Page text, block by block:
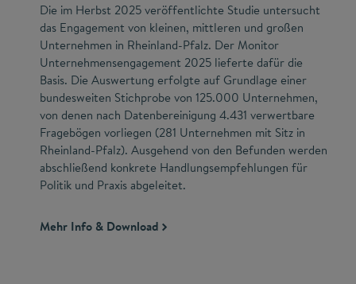
Die im Herbst 2025 veröffentlichte Studie untersucht
das Engagement von kleinen, mittleren und großen
Unternehmen in Rheinland-Pfalz. Der Monitor
Unternehmensengagement 2025 lieferte dafür die
Basis. Die Auswertung erfolgte auf Grundlage einer
bundesweiten Stichprobe von 125.000 Unternehmen,
von denen nach Datenbereinigung 4.431 verwertbare
Fragebögen vorliegen (281 Unternehmen mit Sitz in
Rheinland-Pfalz). Ausgehend von den Befunden werden
abschließend konkrete Handlungsempfehlungen für
Politik und Praxis abgeleitet.
Mehr Info & Download